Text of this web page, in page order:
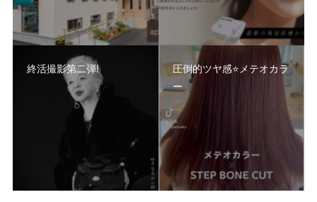
終活撮影第二弾!
圧倒的ツヤ感⭐️メテオカラ
ー